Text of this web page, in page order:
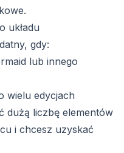
układu
gdy:
lub innego
wielu edycjach
dużą liczbę elementów
i chcesz uzyskać